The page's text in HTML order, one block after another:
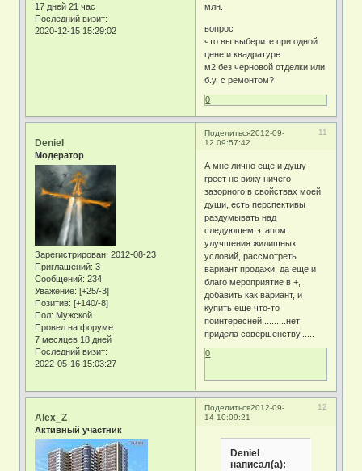
17 дней 21 час
Последний визит:
2020-12-15 15:29:02
млн.
вопрос
что вы выберите при одной
цене и квадратуре:
м2 без черновой отделки или
б.у. с ремонтом?
0
Поделиться 11
2012-09-
12 09:57:42
Deniel
Модератор
Зарегистрирован: 2012-08-23
Приглашений: 3
Сообщений: 234
Уважение: [+25/-3]
Позитив: [+140/-8]
Пол: Мужской
Провел на форуме:
7 месяцев 18 дней
Последний визит:
2022-05-16 15:03:27
А мне лично еще и душу
греет не вижу ничего
зазорного в свойствах моей
души, есть перспективы
раздумывать над
следующем этапом
улучшения жилищных
условий, рассмотреть
вариант продажи, да еще и
благо мероприятие в +,
добавить как вариант, и
купить еще что-то
поинтересней..........нет
придела совершенству......
0
Поделиться 12
2012-09-
14 10:09:21
Alex_Z
Активный участник
Deniel
написал(а):